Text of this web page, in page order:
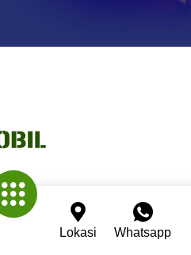
Lokasi Whatsapp
spesialis AC mobil yang
30 tahun. Kami berkomitmen